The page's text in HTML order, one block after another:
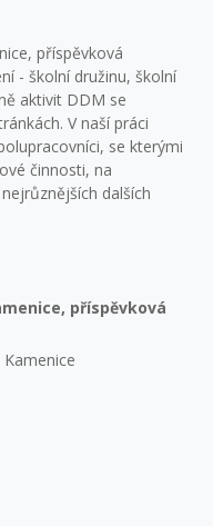
příspěvková
- školní družinu, školní
aktivit DDM se
V naší práci
se kterými
činnosti, na
dalších
příspěvková